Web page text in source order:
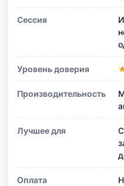
Сессия
Уровень доверия
Производительность
Лучшее для
Оплата